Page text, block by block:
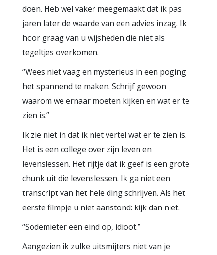
doen. Heb wel vaker meegemaakt dat ik pas
jaren later de waarde van een advies inzag. Ik
hoor graag van u wijsheden die niet als
tegeltjes overkomen.
“Wees niet vaag en mysterieus in een poging
het spannend te maken. Schrijf gewoon
waarom we ernaar moeten kijken en wat er te
zien is.”
Ik zie niet in dat ik niet vertel wat er te zien is.
Het is een college over zijn leven en
levenslessen. Het rijtje dat ik geef is een grote
chunk uit die levenslessen. Ik ga niet een
transcript van het hele ding schrijven. Als het
eerste filmpje u niet aanstond: kijk dan niet.
“Sodemieter een eind op, idioot.”
Aangezien ik zulke uitsmijters niet van je